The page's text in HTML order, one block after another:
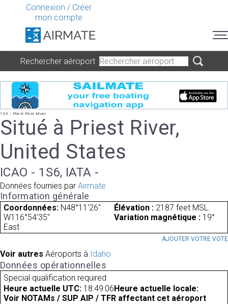
Connexion / Créer
mon compte
Rechercher aéroport
1S6 - Priest River Muni
Situé à Priest River,
United States
ICAO - 1S6, IATA -
Données fournies par Airmate
Information générale
Coordonnées: N48°11'26"
W116°54'35"
Élévation : 2187 feet MSL.
Variation magnétique : 19°
East
AJOUTER VOTRE VOTE
Voir autres Aéroports à Idaho
Données opérationnelles
Special qualification required
Heure actuelle UTC: 18:49:06 Heure actuelle locale:
Voir NOTAMs / SUP AIP / TFR affectant cet aéroport